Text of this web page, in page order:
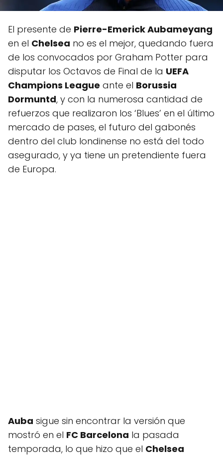
El presente de Pierre-Emerick Aubameyang
en el Chelsea no es el mejor, quedando fuera
de los convocados por Graham Potter para
disputar los Octavos de Final de la UEFA
Champions League ante el Borussia
Dormuntd, y con la numerosa cantidad de
refuerzos que realizaron los ‘Blues’ en el último
mercado de pases, el futuro del gabonés
dentro del club londinense no está del todo
asegurado, y ya tiene un pretendiente fuera
de Europa.
Auba sigue sin encontrar la versión que
mostró en el FC Barcelona la pasada
temporada, lo que hizo que el Chelsea